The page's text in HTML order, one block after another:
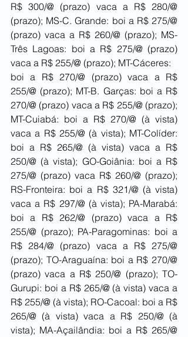
R$ 300/@ (prazo) vaca a R$ 280/@
(prazo); MS-C. Grande: boi a R$ 275/@
(prazo) vaca a R$ 260/@ (prazo); MS-
Três Lagoas: boi a R$ 275/@ (prazo)
vaca a R$ 255/@ (prazo); MT-Cáceres:
boi a R$ 270/@ (prazo) vaca a R$
255/@ (prazo); MT-B. Garças: boi a R$
270/@ (prazo) vaca a R$ 255/@ (prazo);
MT-Cuiabá: boi a R$ 270/@ (à vista)
vaca a R$ 255/@ (à vista); MT-Colíder:
boi a R$ 265/@ (à vista) vaca a R$
250/@ (à vista); GO-Goiânia: boi a R$
275/@ (prazo) vaca R$ 260/@ (prazo);
RS-Fronteira: boi a R$ 321/@ (à vista)
vaca a R$ 297/@ (à vista); PA-Marabá:
boi a R$ 262/@ (prazo) vaca a R$
255/@ (prazo); PA-Paragominas: boi a
R$ 284/@ (prazo) vaca a R$ 275/@
(prazo); TO-Araguaína: boi a R$ 270/@
(prazo) vaca a R$ 250/@ (prazo); TO-
Gurupi: boi a R$ 265/@ (à vista) vaca a
R$ 255/@ (à vista); RO-Cacoal: boi a R$
265/@ (à vista) vaca a R$ 250/@ (à
vista); MA-Açailândia: boi a R$ 265/@